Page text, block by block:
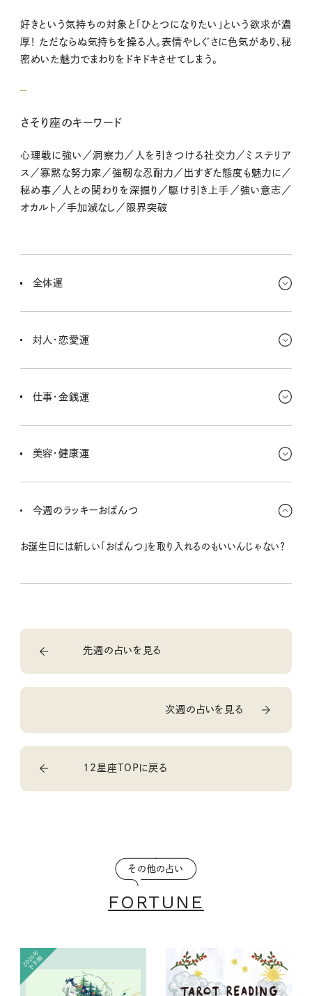
好きという気持ちの対象と「ひとつになりたい」という欲求が濃
厚！ ただならぬ気持ちを操る人。表情やしぐさに色気があり、秘
密めいた魅力でまわりをドキドキさせてしまう。
さそり座のキーワード
心理戦に強い／洞察力／人を引きつける社交力／ミステリア
ス／寡黙な努力家／強靭な忍耐力／出すぎた態度も魅力に／
秘め事／人との関わりを深掘り／駆け引き上手／強い意志／
オカルト／手加減なし／限界突破
全体運
るのを感じるよね。キミらしい探究心を発揮していけるし、自分を見
対人・恋愛運
人との絆がさらに強固になるし、本音をもっと知りたくなっちゃうかも
仕事・金銭運
が増えると思うよ。長期的な計画を立てていくのに向いているから、
美容・健康運
タリな時期さ。肌や髪のケアに気を遣うこと、イメチェンを図ることが
今週のラッキーおぱんつ
お誕生日には新しい「おぱんつ」を取り入れるのもいいんじゃない？
先週の占いを見る
次週の占いを見る
12星座TOPに戻る
その他の占い
FORTUNE